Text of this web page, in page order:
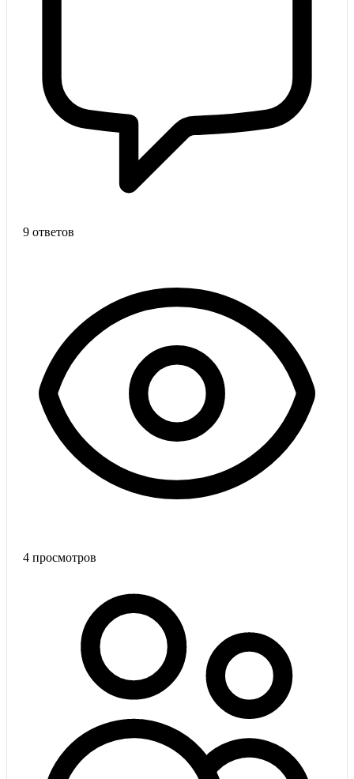
9 ответов
4 просмотров